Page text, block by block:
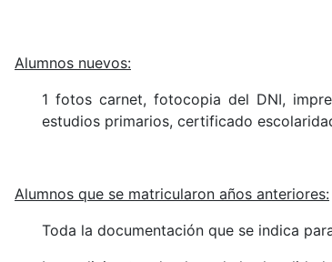
Alumnos nuevos:
1 fotos carnet, fotocopia del DNI,
estudios primarios, certificado
Alumnos que se matricularon años anteriores:
Toda la documentación que se indica